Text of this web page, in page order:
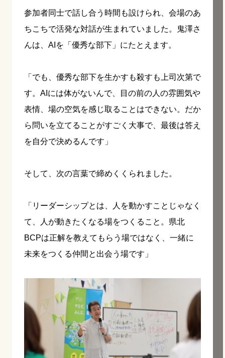
参加者同士で話し合う時間も設けられ、会場のあ
ちこちで活発な対話が生まれていました。鬼澤さ
んは、AIを「優秀な部下」にたとえます。
「でも、優秀な部下を生かすも殺すも上司次第で
す。AIには体がないんで、目の前の人の雰囲気や
表情、場の空気を感じ取ることはできない。だか
ら問いを立てることがすごく大事で、最後は答え
を自分で決めるんです」
そして、次の言葉で締めくくられました。
「リーダーシップとは、人を動かすことじゃなく
て、人が動きたくなる場をつくること。県北
BCPは正解を教えてもらう場ではなく、一緒に
未来をつくる仲間と出会う場です」